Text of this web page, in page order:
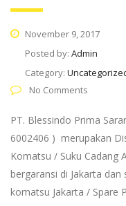
November 9, 2017
Posted by: Admin
Category:
No Comments
PT. Blessindo Prima
6002406 ) merupakan
Komatsu / Suku Cadang
bergaransi di Jakarta
komatsu Jakarta / Spare